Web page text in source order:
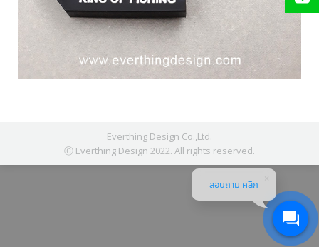
Everthing Design Co.,Ltd.
Ⓒ Everthing Design 2022. All rights reserved.
สอบถาม คลิก